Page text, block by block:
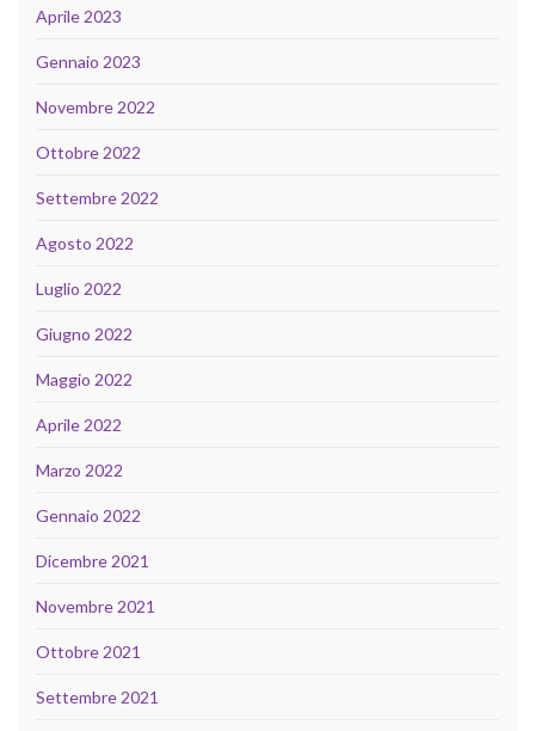
Aprile 2023
Gennaio 2023
Novembre 2022
Ottobre 2022
Settembre 2022
Agosto 2022
Luglio 2022
Giugno 2022
Maggio 2022
Aprile 2022
Marzo 2022
Gennaio 2022
Dicembre 2021
Novembre 2021
Ottobre 2021
Settembre 2021